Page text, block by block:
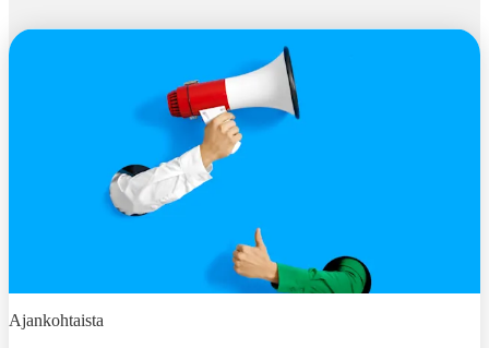
Ajankohtaista